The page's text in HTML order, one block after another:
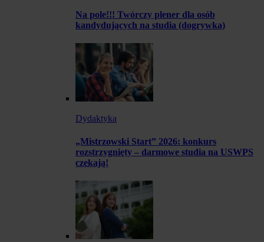
Na pole!!! Twórczy plener dla osób
kandydujących na studia (dogrywka)
Dydaktyka
„Mistrzowski Start” 2026: konkurs
rozstrzygnięty – darmowe studia na USWPS
czekają!